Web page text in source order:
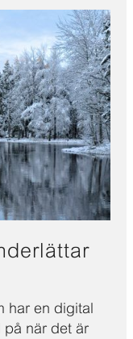
har en digital
på när det är